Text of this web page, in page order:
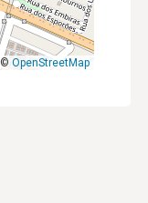
© OpenStreetMap